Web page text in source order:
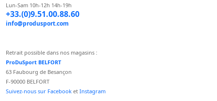
Lun-Sam 10h-12h 14h-19h
+33.(0)9.51.00.88.60
info@produsport.com
Retrait possible dans nos magasins :
ProDuSport BELFORT
63 Faubourg de Besançon
F-90000 BELFORT
Suivez-nous sur Facebook et Instagram